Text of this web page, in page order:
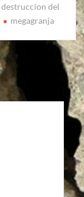
destruccion del
megagranja